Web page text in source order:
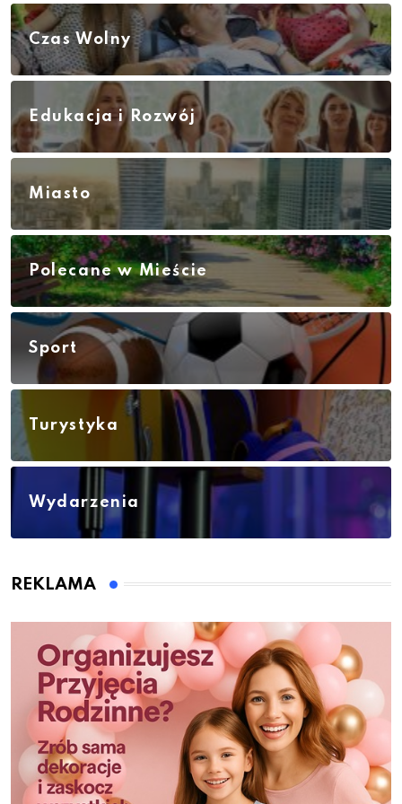
Czas Wolny
Edukacja i Rozwój
Miasto
Polecane w Mieście
Sport
Turystyka
Wydarzenia
REKLAMA